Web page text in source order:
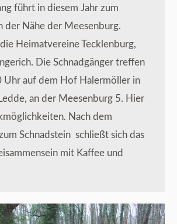
führt in diesem Jahr zum
der Nähe der Meesenburg.
Heimatvereine Tecklenburg,
Die Schnadgänger treffen
Uhr auf dem Hof Halermöller in
an der Meesenburg 5. Hier
Nach dem
Schnadstein schließt sich das
mit Kaffee und